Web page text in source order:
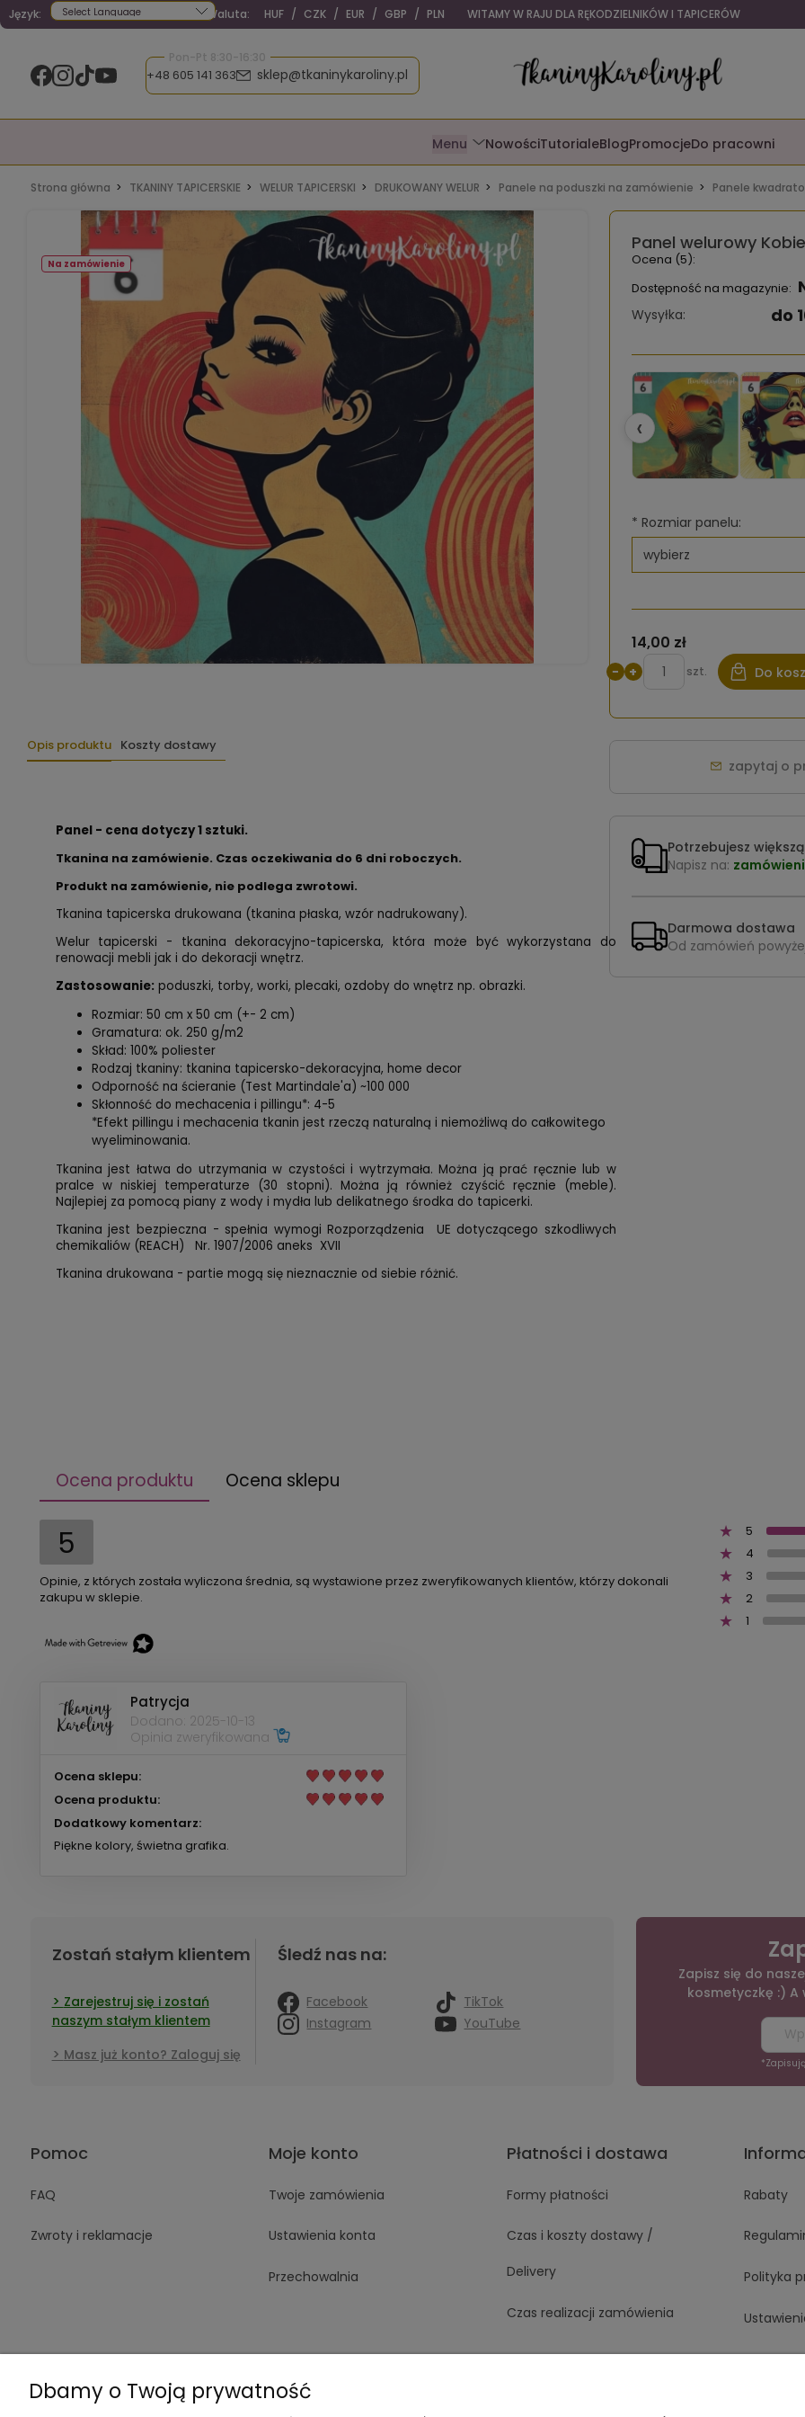
Język:
Powered by
Waluta: HUF / CZK / EUR / GBP / PLN WITAMY W RAJU DLA RĘKODZIELNIKÓW I TAPICERÓW
Pon-Pt 8:30-16:30
+48 605 141 363 sklep@tkaninykaroliny.pl
Menu NowościTutorialeBlogPromocjeDo pracowni
Strona główna TKANINY TAPICERSKIE WELUR TAPICERSKI DRUKOWANY WELUR Panele na poduszki na zamówienie Panele
Na zamówienie
Opis produktu Koszty dostawy
Panel - cena dotyczy 1 sztuki.
Tkanina na zamówienie. Czas oczekiwania do 6 dni roboczych.
Produkt na zamówienie, nie podlega zwrotowi.
Tkanina tapicerska drukowana (tkanina płaska, wzór nadrukowany).
Welur tapicerski - tkanina dekoracyjno-tapicerska, która może być wykorzystana do
renowacji mebli jak i do dekoracji wnętrz.
Zastosowanie: poduszki, torby, worki, plecaki, ozdoby do wnętrz np. obrazki.
Rozmiar: 50 cm x 50 cm (+- 2 cm)
Gramatura: ok. 250 g/m2
Skład: 100% poliester
Rodzaj tkaniny: tkanina tapicersko-dekoracyjna, home decor
Odporność na ścieranie (Test Martindale'a) ~100 000
Skłonność do mechacenia i pillingu*: 4-5
*Efekt pillingu i mechacenia tkanin jest rzeczą naturalną i niemożliwą do całkowitego
wyeliminowania.
Tkanina jest łatwa do utrzymania w czystości i wytrzymała. Można ją prać ręcznie lub w
pralce w niskiej temperaturze (30 stopni). Można ją również czyścić ręcznie (meble).
Najlepiej za pomocą piany z wody i mydła lub delikatnego środka do tapicerki.
Tkanina jest bezpieczna - spełnia wymogi Rozporządzenia UE dotyczącego szkodliwych
chemikaliów (REACH) Nr. 1907/2006 aneks XVII
Tkanina drukowana - partie mogą się nieznacznie od siebie różnić.
Panel welurowy
Ocena (5):
Dostępność na magazynie:
Wysyłka: do
‹
* Rozmiar panelu:
14,00 zł
− + szt. Do
zapytaj o
Potrzebujesz
Napisz na:
Darmowa dostawa
Od zamówień
Ocena produktu Ocena sklepu
5
Opinie, z których została wyliczona średnia, są wystawione przez zweryfikowanych klientów, którzy dokonali
zakupu w sklepie.
5
4
3
2
1
Patrycja
Dodano: 2025-10-13
Opinia zweryfikowana
Ocena sklepu:
Ocena produktu:
Dodatkowy komentarz:
Piękne kolory, świetna grafika.
Zostań stałym klientem
Zarejestruj się i zostań
naszym stałym klientem
Masz już konto? Zaloguj się
Śledź nas na:
Facebook
TikTok
Instagram
YouTube
Zapisz się do
kosmetyczkę :)
Pomoc
FAQ
Zwroty i reklamacje
Moje konto
Twoje zamówienia
Ustawienia konta
Przechowalnia
Płatności i dostawa
Formy płatności
Czas i koszty dostawy /
Delivery
Czas realizacji zamówienia
Rabaty
Polityka
Dbamy o Twoją prywatność